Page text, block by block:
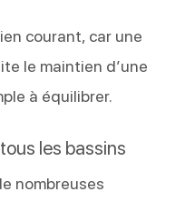
courant, car une
le maintien d’une
à équilibrer.
les bassins
nombreuses